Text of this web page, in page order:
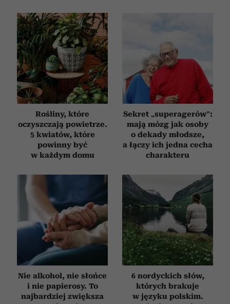
Rośliny, które
oczyszczają powietrze.
5 kwiatów, które
powinny być
w każdym domu
Sekret „superagerów”:
mają mózg jak osoby
o dekady młodsze,
a łączy ich jedna cecha
charakteru
Nie alkohol, nie słońce
i nie papierosy. To
najbardziej zwiększa
6 nordyckich słów,
których brakuje
w języku polskim.